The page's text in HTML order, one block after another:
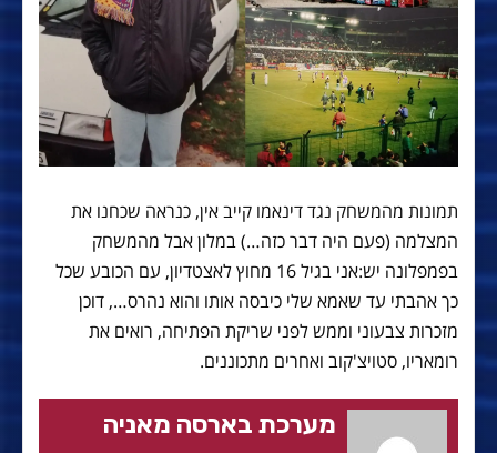
תמונות מהמשחק נגד דינאמו קייב אין, כנראה שכחנו את
המצלמה (פעם היה דבר כזה…) במלון אבל מהמשחק
בפמפלונה יש:אני בגיל 16 מחוץ לאצטדיון, עם הכובע שכל
כך אהבתי עד שאמא שלי כיבסה אותו והוא נהרס…, דוכן
מזכרות צבעוני וממש לפני שריקת הפתיחה, רואים את
רומאריו, סטויצ'קוב ואחרים מתכוננים.
מערכת בארסה מאניה